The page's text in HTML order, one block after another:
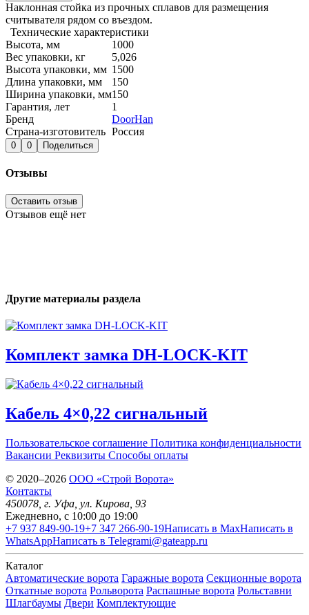
Наклонная стойка из прочных сплавов для размещения
считывателя рядом со въездом.
Технические характеристики
Высота, мм
1000
Вес упаковки, кг
5,026
Высота упаковки, мм 1500
Длина упаковки, мм
150
Ширина упаковки, мм150
Гарантия, лет
1
Бренд
DoorHan
Страна-изготовитель Россия
0 0 Поделиться
Отзывы
Оставить отзыв
Отзывов ещё нет
Другие материалы раздела
Комплект замка DH-LOCK-KIT
Кабель 4×0,22 сигнальный
Пользовательское соглашение Политика конфиденциальности
Вакансии Реквизиты Способы оплаты
© 2020–2026 OOO «Строй Ворота»
Контакты
450078 , г. Уфа ул. Кирова, 93
Ежедневно, с 10:00 до 19:00
+7 937 849-90-19+7 347 266-90-19Написать в MaxНаписать в
WhatsAppНаписать в Telegrami@gateapp.ru
Каталог
Автоматические ворота Гаражные ворота Секционные ворота
Откатные ворота Рольворота Распашные ворота Рольставни
Шлагбаумы Двери Комплектующие